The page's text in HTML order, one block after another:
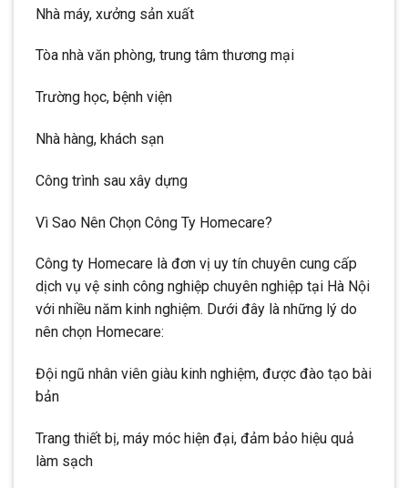
Nhà máy, xưởng sản xuất
Tòa nhà văn phòng, trung tâm thương mại
Trường học, bệnh viện
Nhà hàng, khách sạn
Công trình sau xây dựng
Vì Sao Nên Chọn Công Ty Homecare?
Công ty Homecare là đơn vị uy tín chuyên cung cấp
dịch vụ vệ sinh công nghiệp chuyên nghiệp tại Hà Nội
với nhiều năm kinh nghiệm. Dưới đây là những lý do
nên chọn Homecare:
Đội ngũ nhân viên giàu kinh nghiệm, được đào tạo bài
bản
Trang thiết bị, máy móc hiện đại, đảm bảo hiệu quả
làm sạch